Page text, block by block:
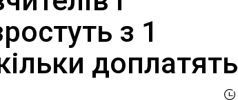
з 1
доплатять